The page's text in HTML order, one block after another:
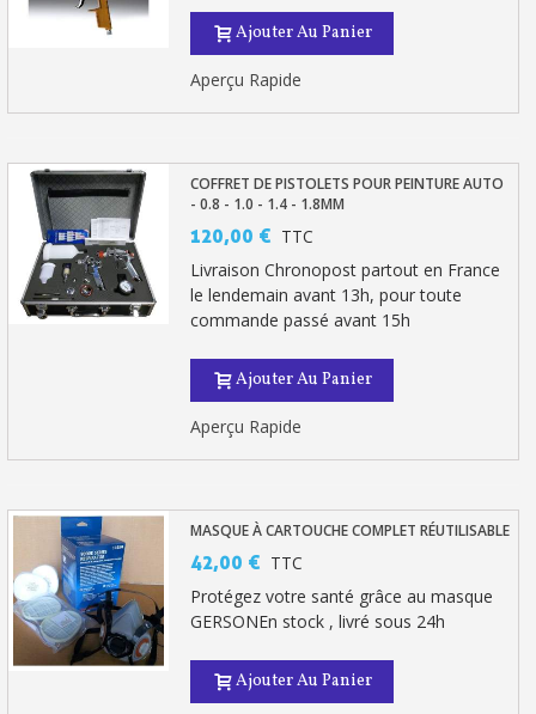
Ajouter Au Panier
Aperçu Rapide
COFFRET DE PISTOLETS POUR PEINTURE AUTO
- 0.8 - 1.0 - 1.4 - 1.8MM
120,00 € TTC
Livraison Chronopost partout en France
le lendemain avant 13h, pour toute
commande passé avant 15h
Ajouter Au Panier
Aperçu Rapide
MASQUE À CARTOUCHE COMPLET RÉUTILISABLE
42,00 € TTC
Protégez votre santé grâce au masque
GERSONEn stock , livré sous 24h
Ajouter Au Panier